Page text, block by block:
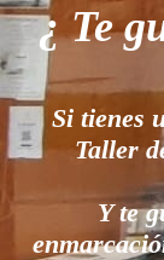
¿ Te
Si tienes
Taller
Y te